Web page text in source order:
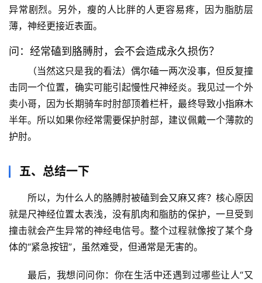
辟
谣
真
异常剧烈。另外， 瘦的人比胖的人更容易疼，因为脂肪层
薄，神经更接近表面。
问：经常磕到胳膊肘，会不会造成永久损伤？
（当然这只是我的看法）偶尔磕一两次没事，但反复撞
击同一个位置，确实可能引起慢性尺神经炎。我见过一个外
卖小哥，因为长期骑车时肘部顶着栏杆，最终导致小指麻木
半年。所以如果你经常需要保护肘部，建议佩戴一个薄款的
护肘。
五、总结一下
所以， 为什么人的胳膊肘被磕到会又麻又疼？核心原因
就是尺神经位置太表浅，没有肌肉和脂肪的保护，一旦受到
撞击就会产生异常的神经电信号。整个过程就像按了某个身
体的“紧急按钮”，虽然难受，但通常是无害的。
最后，我想问问你：你在生活中还遇到过哪些让人“又